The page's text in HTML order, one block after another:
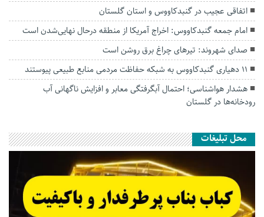
اتفاقی عجیب در‌ گنبدکاووس و استان گلستان
امام جمعه گنبدکاووس: اخراج آمریکا از منطقه درحال نهایی‌شدن است
صدای شهروند: تیرهای چراغ برق روشن است
۱۱ دهیاری گنبدکاووس به شبکه حفاظت مردمی منابع طبیعی پیوستند
هشدار هواشناسی؛ احتمال آبگرفتگی معابر و افزایش ناگهانی آب
رودخانه‌ها در گلستان
محل تبلیغات